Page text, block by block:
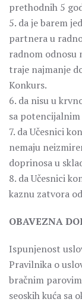
prethodnih 5
5. da je barem
partnera u
radnom odnosu
traje najmanje
Konkurs.
6. da nisu u
sa
7. da Učesnici
nemaju
doprinosa u
8. da Učesnici
kaznu zatvora
OBAVEZNA
Ispunjenost
Pravilnika o
bračnim
seoskih kuća sa